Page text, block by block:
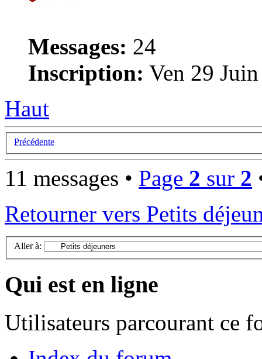
Messages: 24
Inscription: Ven 29
Haut
Précédente
11 messages • Page 2 sur 2
Retourner vers Petits
Aller à:
Qui est en ligne
Utilisateurs parcourant ce